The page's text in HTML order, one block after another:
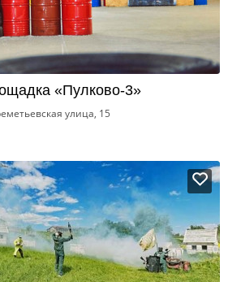
«Пулково-3»
улица, 15